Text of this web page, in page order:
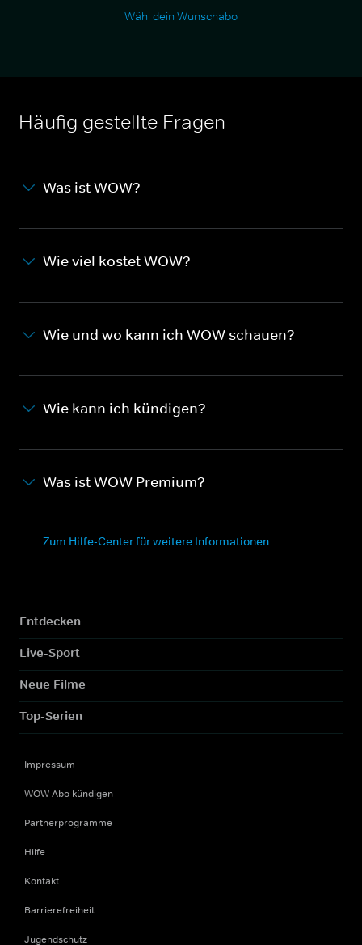
Wähl dein Wunschabo
Häufig gestellte Fragen
Was ist WOW?
Wie viel kostet WOW?
Wie und wo kann ich WOW schauen?
Wie kann ich kündigen?
Was ist WOW Premium?
Zum Hilfe-Center für weitere Informationen
Entdecken
Live-Sport
Neue Filme
Top-Serien
Impressum
WOW Abo kündigen
Partnerprogramme
Hilfe
Kontakt
Barrierefreiheit
Jugendschutz